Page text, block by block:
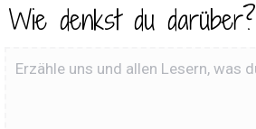
Wie denkst du darüber?